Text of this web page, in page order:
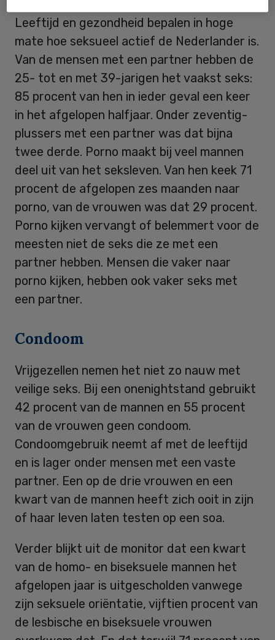
Leeftijd en gezondheid bepalen in hoge
mate hoe seksueel actief de Nederlander is.
Van de mensen met een partner hebben de
25- tot en met 39-jarigen het vaakst seks:
85 procent van hen in ieder geval een keer
in het afgelopen halfjaar. Onder zeventig-
plussers met een partner was dat bijna
twee derde. Porno maakt bij veel mannen
deel uit van het seksleven. Van hen keek 71
procent de afgelopen zes maanden naar
porno, van de vrouwen was dat 29 procent.
Porno kijken vervangt of belemmert voor de
meesten niet de seks die ze met een
partner hebben. Mensen die vaker naar
porno kijken, hebben ook vaker seks met
een partner.
Condoom
Vrijgezellen nemen het niet zo nauw met
veilige seks. Bij een onenightstand gebruikt
42 procent van de mannen en 55 procent
van de vrouwen geen condoom.
Condoomgebruik neemt af met de leeftijd
en is lager onder mensen met een vaste
partner. Een op de drie vrouwen en een
kwart van de mannen heeft zich ooit in zijn
of haar leven laten testen op een soa.
Verder blijkt uit de monitor dat een kwart
van de homo- en biseksuele mannen het
afgelopen jaar is uitgescholden vanwege
zijn seksuele oriëntatie, vijftien procent van
de lesbische en biseksuele vrouwen